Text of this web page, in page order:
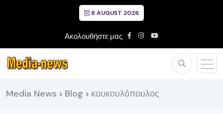
8 AUGUST 2026
Ακολουθήστε μας
Media News > Blog > κουκουλόπουλος